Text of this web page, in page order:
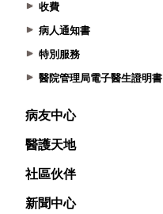
收費
病人通知書
特別服務
醫院管理局電子醫生證明書
病友中心
醫護天地
社區伙伴
新聞中心